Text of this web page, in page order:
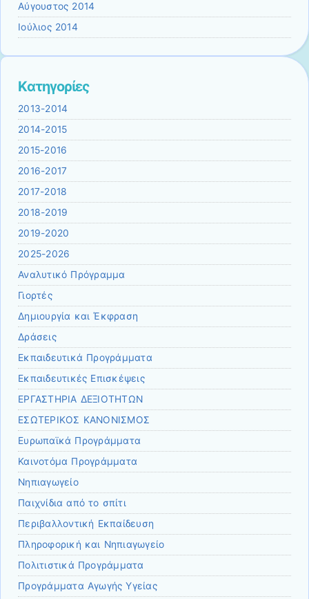
Αύγουστος 2014
Ιούλιος 2014
Kατηγορίες
2013-2014
2014-2015
2015-2016
2016-2017
2017-2018
2018-2019
2019-2020
2025-2026
Αναλυτικό Πρόγραμμα
Γιορτές
Δημιουργία και Έκφραση
Δράσεις
Εκπαιδευτικά Προγράμματα
Εκπαιδευτικές Επισκέψεις
ΕΡΓΑΣΤΗΡΙΑ ΔΕΞΙΟΤΗΤΩΝ
ΕΣΩΤΕΡΙΚΟΣ ΚΑΝΟΝΙΣΜΟΣ
Ευρωπαϊκά Προγράμματα
Καινοτόμα Προγράμματα
Νηπιαγωγείο
Παιχνίδια από το σπίτι
Περιβαλλοντική Εκπαίδευση
Πληροφορική και Νηπιαγωγείο
Πολιτιστικά Προγράμματα
Προγράμματα Αγωγής Υγείας